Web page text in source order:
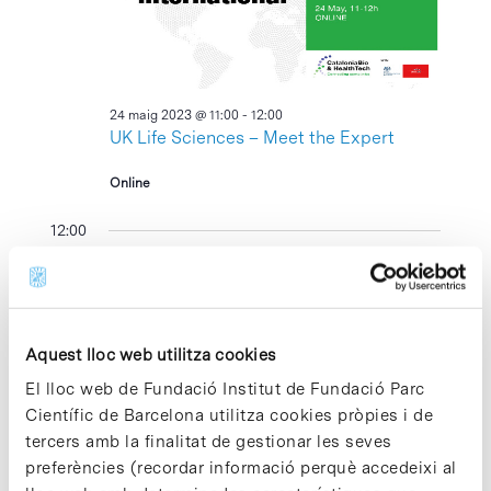
Aquest lloc web utilitza cookies
El lloc web de Fundació Institut de Fundació Parc
Científic de Barcelona utilitza cookies pròpies i de
tercers amb la finalitat de gestionar les seves
preferències (recordar informació perquè accedeixi al
UK Life Sciences – Meet the Expert
24 maig 2023 @ 11:00 -12:00
Online
12:00
Taking systems genetics one step
24 maig 2023 @ 12:00